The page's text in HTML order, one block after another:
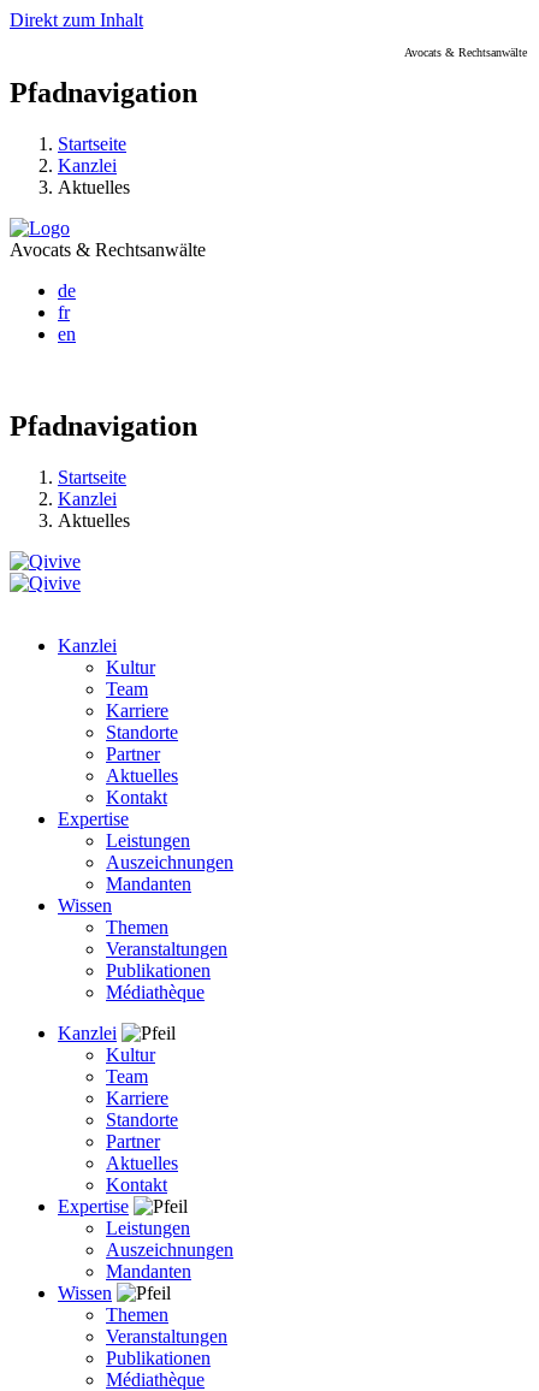
Direkt zum Inhalt
Avocats & Rechtsanwälte
Pfadnavigation
Startseite
Kanzlei
Aktuelles
Avocats & Rechtsanwälte
de
fr
en
Pfadnavigation
Startseite
Kanzlei
Aktuelles
Kanzlei
Kultur
Team
Karriere
Standorte
Partner
Aktuelles
Kontakt
Expertise
Leistungen
Auszeichnungen
Mandanten
Wissen
Themen
Veranstaltungen
Publikationen
Médiathèque
Kanzlei
Kultur
Team
Karriere
Standorte
Partner
Aktuelles
Kontakt
Expertise
Leistungen
Auszeichnungen
Mandanten
Wissen
Themen
Veranstaltungen
Publikationen
Médiathèque